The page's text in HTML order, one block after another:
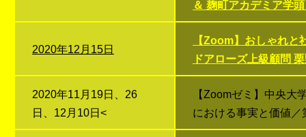
＆ 麹町アカデミア学
2020年12月15日
【Zoom】おしゃれ
ドアローズ上級顧問
2020年11月19日、26
日、12月10日<
【Zoomゼミ】中央
における事実と価値